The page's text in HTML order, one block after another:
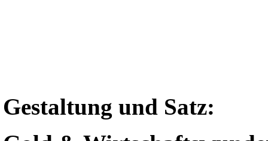
Gestaltung und Satz: